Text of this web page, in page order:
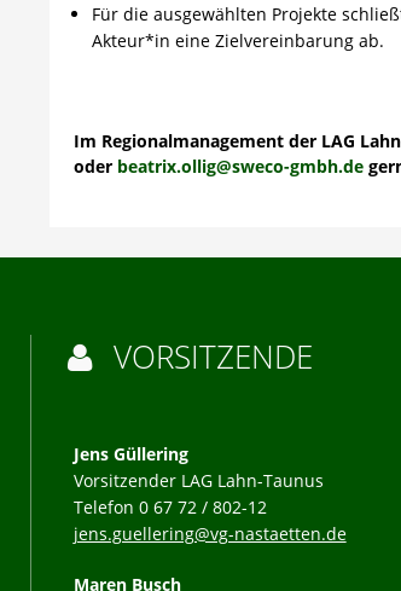
Für die ausgewählten Projekte
Akteur*in eine Zielvereinbarung ab.
Im Regionalmanagement der LAG
oder beatrix.ollig@sweco-gmbh.de
 VORSITZENDE
Jens Güllering
Vorsitzender LAG Lahn-Taunus
Telefon 0 67 72 / 802-12
jens.guellering@vg-nastaetten.de
Maren Busch